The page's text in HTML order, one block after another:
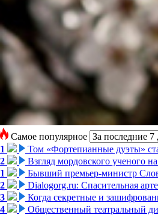
Самое популярное
1
Том «Фортепианные дуэты»
2
Взгляд мордовского ученого
1
Бывший премьер-министр
2
Dialogorg.ru: Спасительная
3
Когда секретные и
4
Общественный театральный